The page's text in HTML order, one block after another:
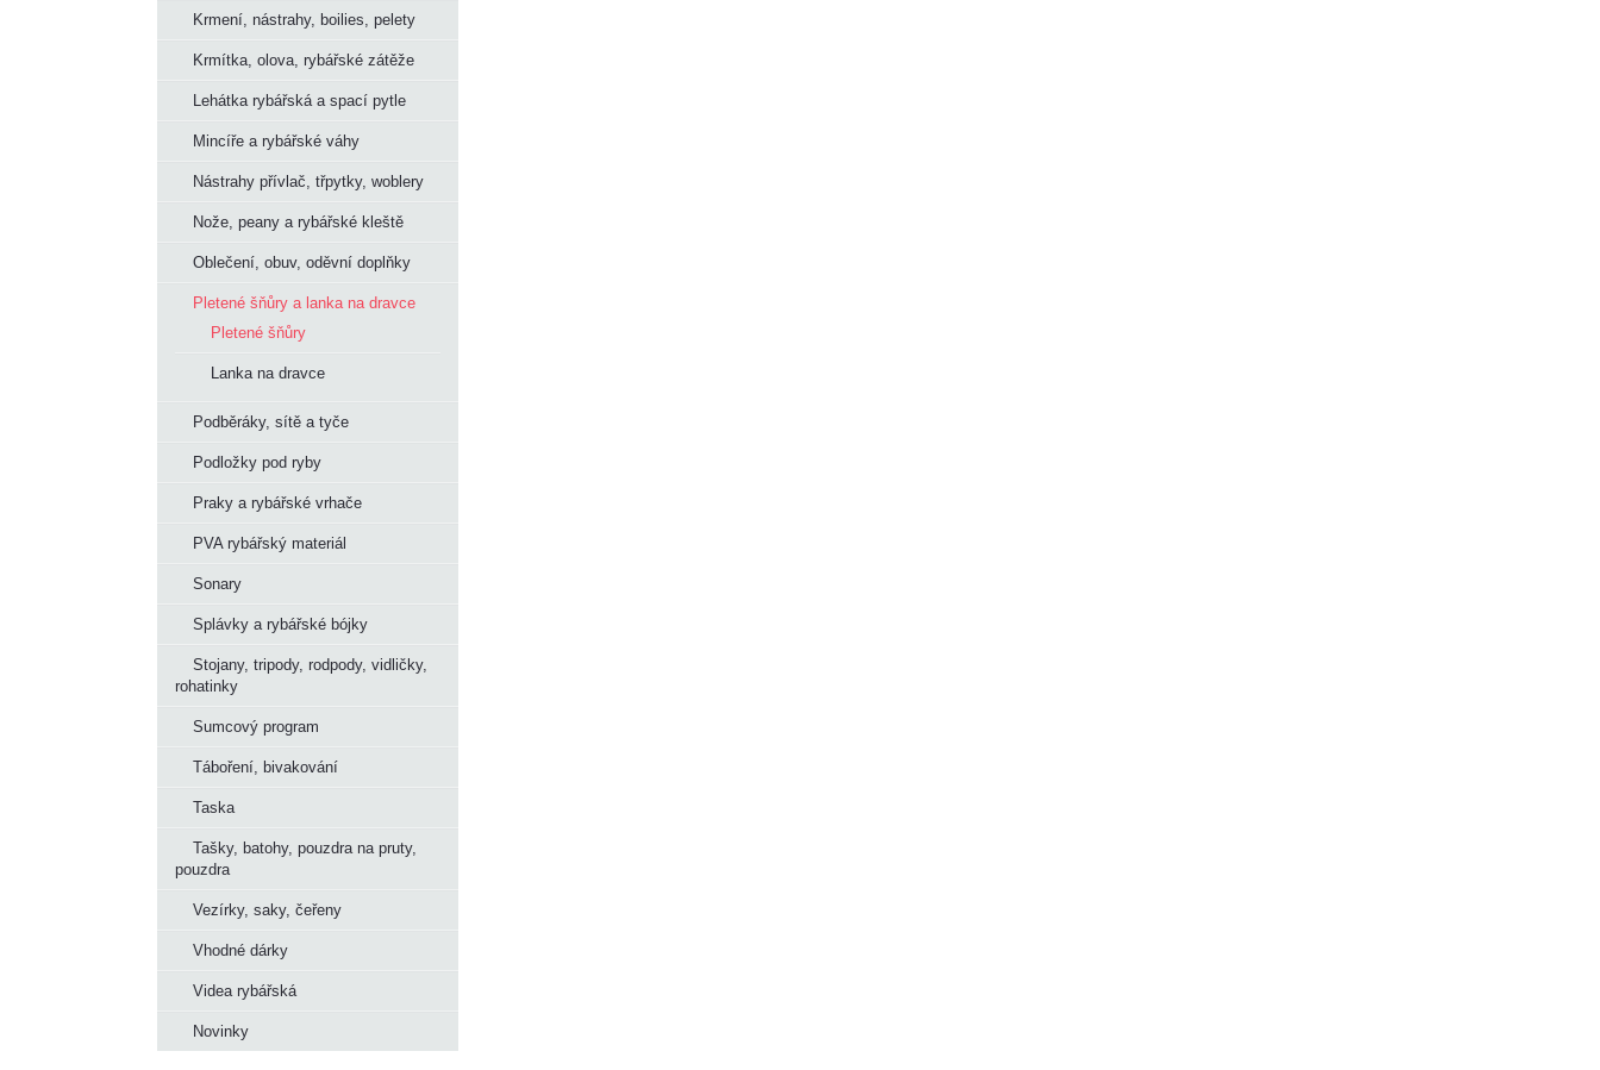
Krmení, nástrahy, boilies, pelety
Krmítka, olova, rybářské zátěže
Lehátka rybářská a spací pytle
Mincíře a rybářské váhy
Nástrahy přívlač, třpytky, woblery
Nože, peany a rybářské kleště
Oblečení, obuv, oděvní doplňky
Pletené šňůry a lanka na dravce
Pletené šňůry
Lanka na dravce
Podběráky, sítě a tyče
Podložky pod ryby
Praky a rybářské vrhače
PVA rybářský materiál
Sonary
Splávky a rybářské bójky
Stojany, tripody, rodpody, vidličky,
rohatinky
Sumcový program
Táboření, bivakování
Taska
Tašky, batohy, pouzdra na pruty,
pouzdra
Vezírky, saky, čeřeny
Vhodné dárky
Videa rybářská
Novinky